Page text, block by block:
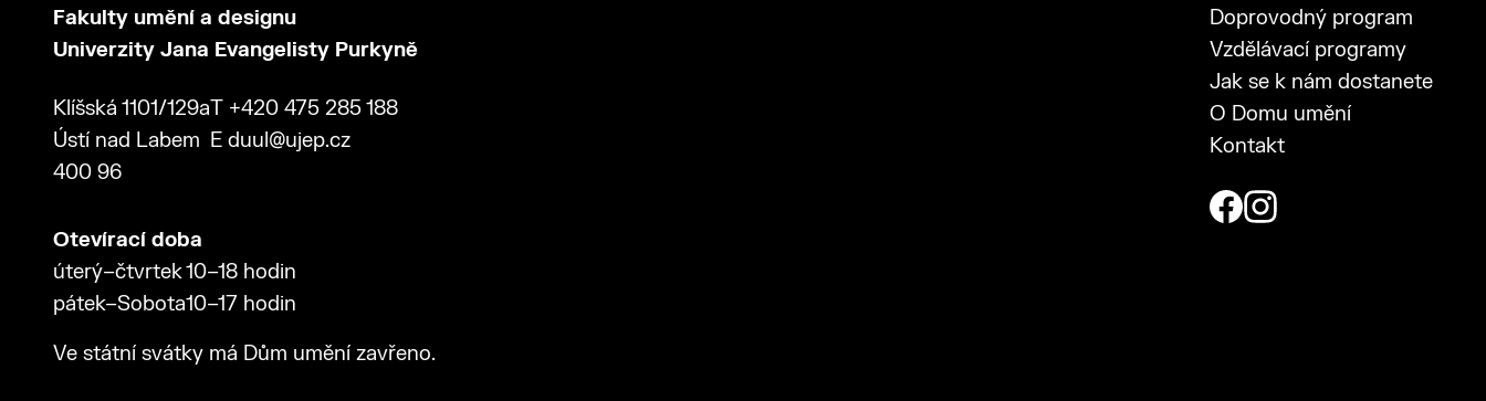
Fakulty umění a designu
Univerzity Jana Evangelisty Purkyně
Klíšská 1101/129a
Ústí nad Labem
400 96
T +420 475 285 188
E duul@ujep.cz
Otevírací doba
úterý–čtvrtek
pátek–Sobota
10–18 hodin
10–17 hodin
Ve státní svátky má Dům umění zavřeno.
Doprovodný program
Vzdělávací programy
Jak se k nám dostanete
O Domu umění
Kontakt